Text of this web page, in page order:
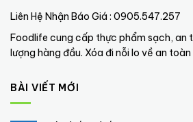
Liên Hệ Nhận Báo Giá : 0905.547.257
Foodlife cung cấp thực phẩm sạch, an
lượng hàng đầu. Xóa đi nỗi lo về an
BÀI VIẾT MỚI